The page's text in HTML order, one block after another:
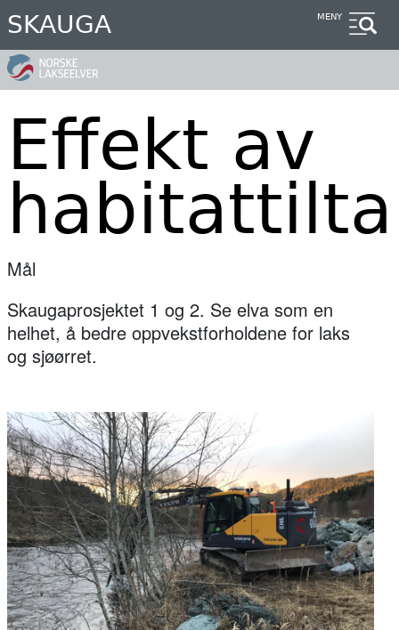
Hopp
til
hovedinnhold
SKAUGA MENY
Effekt av
Mål
Skaugaprosjektet 1 og 2. Se elva som en
helhet, å bedre oppvekstforholdene for laks
og sjøørret.